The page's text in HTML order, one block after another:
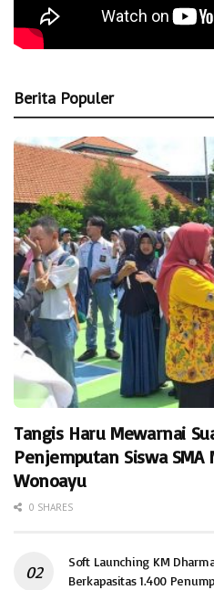
Berita Populer
Tangis Haru Mewarnai
Penjemputan Siswa SMA
Wonoayu
0 SHARES
Soft Launching KM
Berkapasitas 1.400